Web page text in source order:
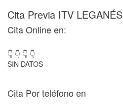
Cita Previa ITV
Cita Online en:
👇 👇 👇 👇
SIN DATOS
Cita Por teléfono en